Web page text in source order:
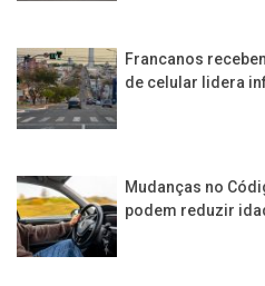
Francanos
de celular lidera
Mudanças no
podem reduzir